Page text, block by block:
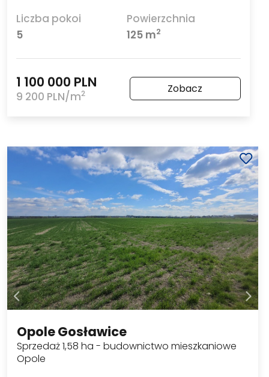
Liczba pokoi
5
Powierzchnia
125 m2
1 100 000 PLN
9 200 PLN/m2 Zobacz
Opole Gosławice
Sprzedaż 1,58 ha - budownictwo mieszkaniowe
Opole